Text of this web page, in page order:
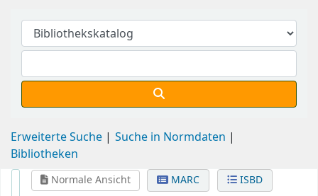
Erweiterte Suche
Suche in Normdaten
Bibliotheken
Normale Ansicht MARC ISBD